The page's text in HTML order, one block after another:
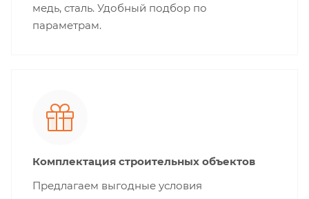
медь, сталь. Удобный подбор по
параметрам.
Комплектация строительных объектов
Предлагаем выгодные условия